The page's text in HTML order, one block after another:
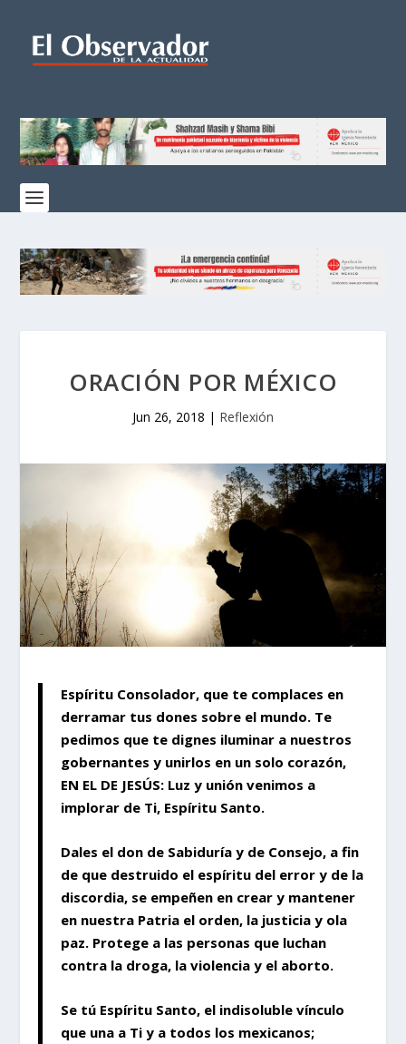
ORACIÓN POR MÉXICO
Jun 26, 2018 | Reflexión
Espíritu Consolador, que te complaces en
derramar tus dones sobre el mundo. Te
pedimos que te dignes iluminar a nuestros
gobernantes y unirlos en un solo corazón,
EN EL DE JESÚS: Luz y unión venimos a
implorar de Ti, Espíritu Santo.
Dales el don de Sabiduría y de Consejo, a fin
de que destruido el espíritu del error y de la
discordia, se empeñen en crear y mantener
en nuestra Patria el orden, la justicia y ola
paz. Protege a las personas que luchan
contra la droga, la violencia y el aborto.
Se tú Espíritu Santo, el indisoluble vínculo
que una a Ti y a todos los mexicanos;